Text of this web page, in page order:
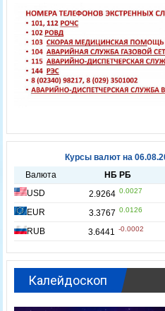
Калейдоскоп